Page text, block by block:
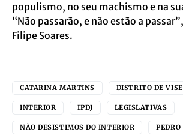
populismo, no seu machismo e na
“Não passarão, e não estão a
Filipe Soares.
CATARINA MARTINS DISTRITO DE
INTERIOR IPDJ LEGISLATIVAS
NÃO DESISTIMOS DO INTERIOR